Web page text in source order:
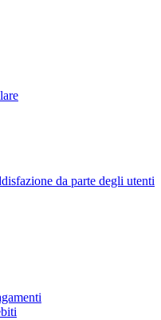
da parte degli utenti